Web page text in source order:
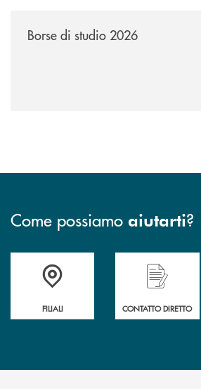
Borse di studio 2026
Come possiamo aiutarti?
Trova la filiale più vicina a te
FILIALI
Hai bisogno di
CONTATTO DIRETTO